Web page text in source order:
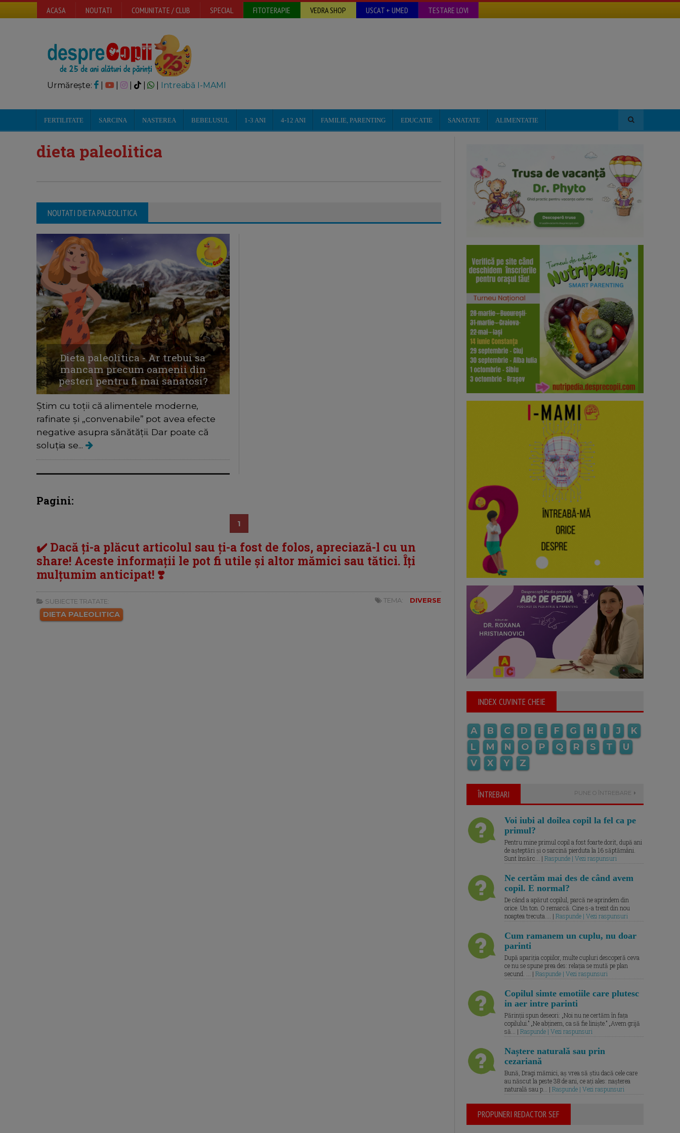
ACASA NOUTATI COMUNITATE / CLUB SPECIAL FITOTERAPIE VEDRA SHOP USCAT + UMED TESTARE LOVI
Urmărește: | | Intreabă I-MAMI
FERTILITATE SARCINA NASTEREA BEBELUSUL 1-3 ANI 4-12 ANI FAMILIE, PARENTING EDUCATIE SANATATE ALIMENTATIE
dieta paleolitica
NOUTATI DIETA PALEOLITICA
Dieta paleolitica - Ar trebui sa
mancam precum oamenii din
pesteri pentru fi mai sanatosi?
Știm cu toții că alimentele moderne,
rafinate și „convenabile” pot avea efecte
negative asupra sănătății. Dar poate că
soluția se...
Pagini:
1
✔️ Dacă ți-a plăcut articolul sau ți-a fost de folos, apreciază-l cu un
share! Aceste informații le pot fi utile și altor mămici sau tătici. Îți
mulțumim anticipat! ❣️
SUBIECTE TRATATE:
DIETA PALEOLITICA
TEMA: DIVERSE
INDEX CUVINTE CHEIE
A B C D E F G H I J
K
L
M N O P Q R S T
U
V
X Y Z
ÎNTREBARI PUNE O ÎNTREBARE
Voi iubi al doilea copil la fel ca pe
primul?
Pentru mine primul copil a fost foarte dorit, după ani
de așteptări și o sarcină pierduta la 16 săptămâni.
Sunt însărc... | Raspunde | Vezi raspunsuri
Ne certăm mai des de când avem
copil. E normal?
De când a apărut copilul, parcă ne aprindem din
orice. Un ton. O remarcă. Cine s-a trezit din nou
noaptea trecuta.... | Raspunde | Vezi raspunsuri
Cum ramanem un cuplu, nu doar
parinti
După apariția copiilor, multe cupluri descoperă ceva
ce nu se spune prea des: relația se mută pe plan
secund. ... | Raspunde | Vezi raspunsuri
Copilul simte emotiile care plutesc
in aer intre parinti
Părinții spun deseori: „Noi nu ne certăm în fața
copilului.” „Ne abținem, ca să fie liniște.” „Avem grijă
să... | Raspunde | Vezi raspunsuri
Naștere naturală sau prin
cezariană
Bună, Dragi mămici, aș vrea să știu dacă cele care
au născut la peste 38 de ani, ce ați ales: nașterea
naturală sau p... | Raspunde | Vezi raspunsuri
PROPUNERI REDACTOR SEF